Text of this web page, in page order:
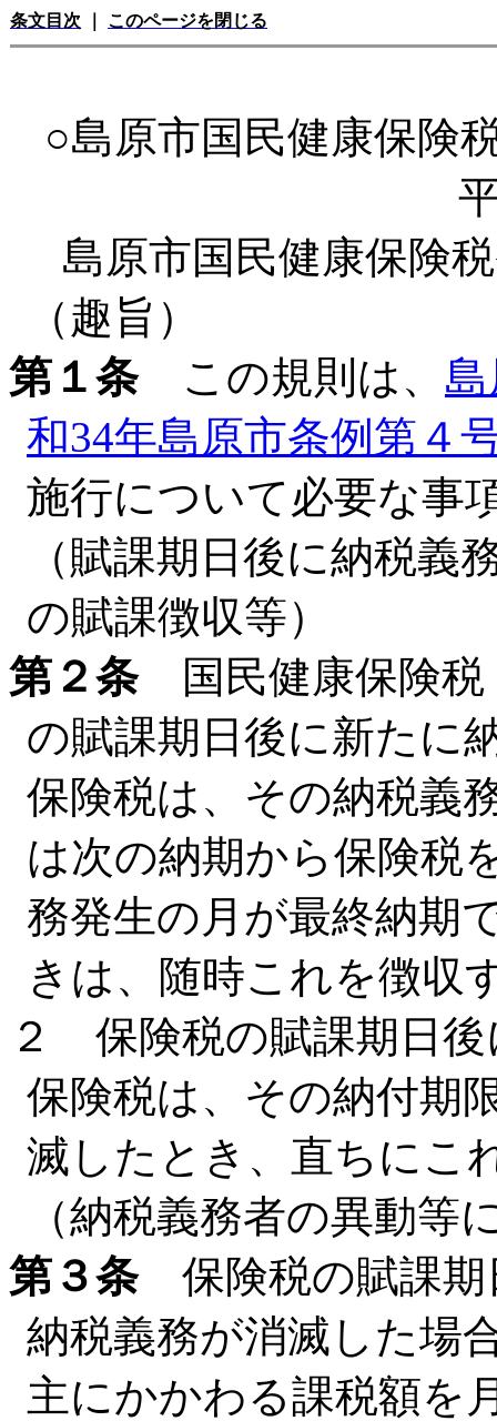
条文目次 このページを閉じる
○島原市国民健康保険
島原市国民健康保険
（趣旨）
第１条この規則は、
和34年島原市条例第４
施行について必要な事
（賦課期日後に納税義
の賦課徴収等）
第２条国民健康保険税
の賦課期日後に新たに
保険税は、その納税義
は次の納期から保険税
務発生の月が最終納期
きは、随時これを徴収
２ 保険税の賦課期日後
保険税は、その納付期
滅したとき、直ちにこ
（納税義務者の異動等
第３条保険税の賦課期
納税義務が消滅した場
主にかかわる課税額を